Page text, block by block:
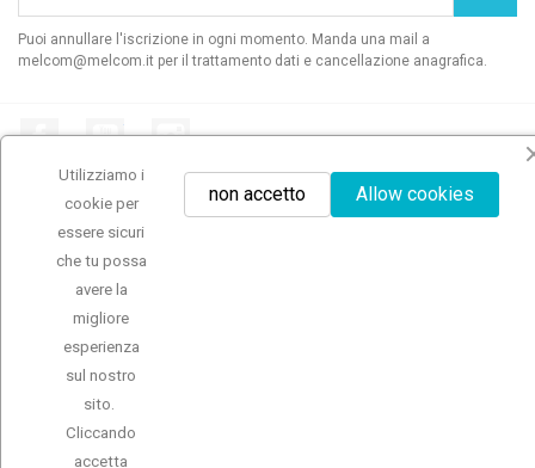
Puoi annullare l'iscrizione in ogni momento. Manda una mail a
melcom@melcom.it per il trattamento dati e cancellazione anagrafica.
FacebookYouTube Instagram
NAVIGA
LA NOSTRA AZIENDA
IL TUO ACCOUNT
INFORMAZIONI NEGOZIO
Utilizziamo i
cookie per
essere sicuri
che tu possa
avere la
migliore
esperienza
sul nostro
sito.
Cliccando
accetta
Allow cookies
non accetto